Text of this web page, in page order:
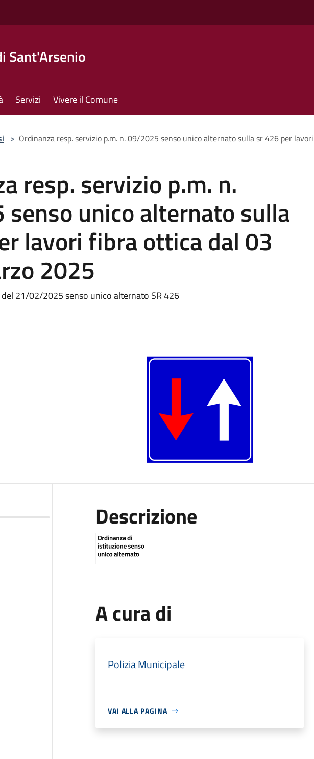
Sant'Arsenio
Servizi Vivere il Comune
> Ordinanza resp. servizio p.m. n. 09/2025 senso unico alternato sulla sr 426 per
resp. servizio p.m. n.
unico alternato sulla
lavori fibra ottica dal 03
2025
21/02/2025 senso unico alternato SR 426
Descrizione
A cura di
Polizia Municipale
VAI ALLA PAGINA